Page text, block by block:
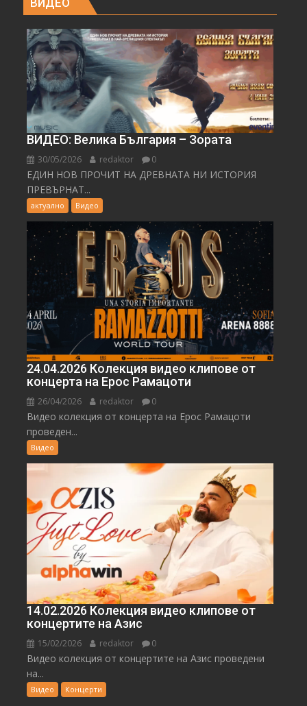
ВИДЕО: Велика България – Зората
30/05/2026 redaktor 0
ЕДИН НОВ ПРОЧИТ НА ДРЕВНАТА НИ ИСТОРИЯ
ПРЕВЪРНАТ...
актуално Видео
24.04.2026 Колекция видео клипове от
концерта на Ерос Рамацоти
26/04/2026 redaktor 0
Видео колекция от концерта на Ерос Рамацоти
проведен...
Видео
14.02.2026 Колекция видео клипове от
концертите на Азис
15/02/2026 redaktor 0
Видео колекция от концертите на Азис проведени
на...
Видео Концерти